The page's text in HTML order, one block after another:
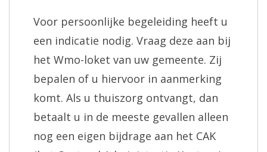
Voor persoonlijke begeleiding heeft u
een indicatie nodig. Vraag deze aan bij
het Wmo-loket van uw gemeente. Zij
bepalen of u hiervoor in aanmerking
komt. Als u thuiszorg ontvangt, dan
betaalt u in de meeste gevallen alleen
nog een eigen bijdrage aan het CAK